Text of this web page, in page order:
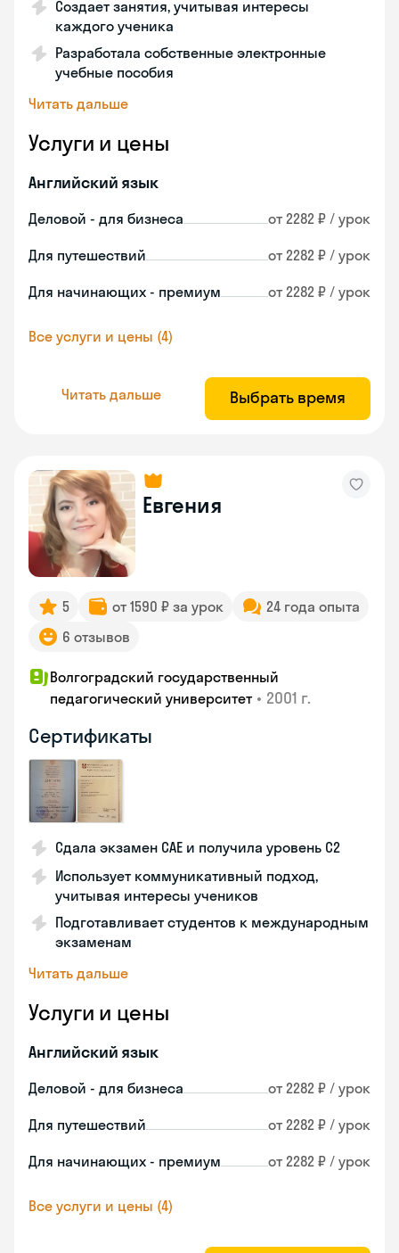
Создает занятия, учитывая интересы
каждого ученика
Разработала собственные электронные
учебные пособия
Читать дальше
Услуги и цены
Английский язык
Деловой - для бизнеса от 2282 ₽ / урок
Для путешествий от 2282 ₽ / урок
Для начинающих - премиум от 2282 ₽ / урок
Все услуги и цены (4)
Читать дальше Выбрать время
Евгения
5 от 1590 ₽ за урок
24 года опыта
6 отзывов
Волгоградский государственный
педагогический университет • 2001 г.
Сертификаты
Сдала экзамен CAE и получила уровень С2
Использует коммуникативный подход,
учитывая интересы учеников
Подготавливает студентов к международным
экзаменам
Читать дальше
Услуги и цены
Английский язык
Деловой - для бизнеса от 2282 ₽ / урок
Для путешествий от 2282 ₽ / урок
Для начинающих - премиум от 2282 ₽ / урок
Все услуги и цены (4)